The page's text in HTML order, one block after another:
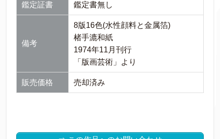
鑑定証書 鑑定書無し
備考
8版16色(水性顔料と金属箔)
楮手漉和紙
1974年11月刊行
「版画芸術」より
販売価格 売却済み